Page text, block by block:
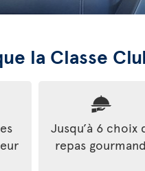
la Classe
Jusqu’à 6 choix
repas